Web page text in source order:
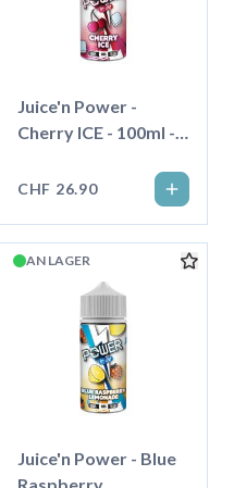
Juice'n Power -
Cherry ICE - 100ml -
CHF 26.90
AN LAGER
Juice'n Power - Blue